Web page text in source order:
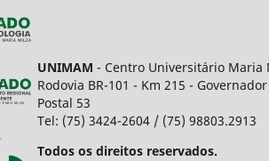
UNIMAM - Centro Universitário Maria
Rodovia BR-101 - Km 215 -
Postal 53
Tel: (75) 3424-2604 / (75) 98803.2913
Todos os direitos reservados.